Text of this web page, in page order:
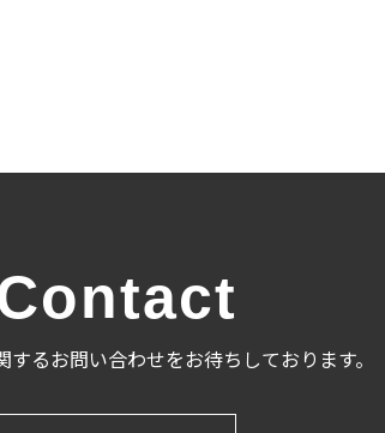
するお問い合わせをお待ちしております。